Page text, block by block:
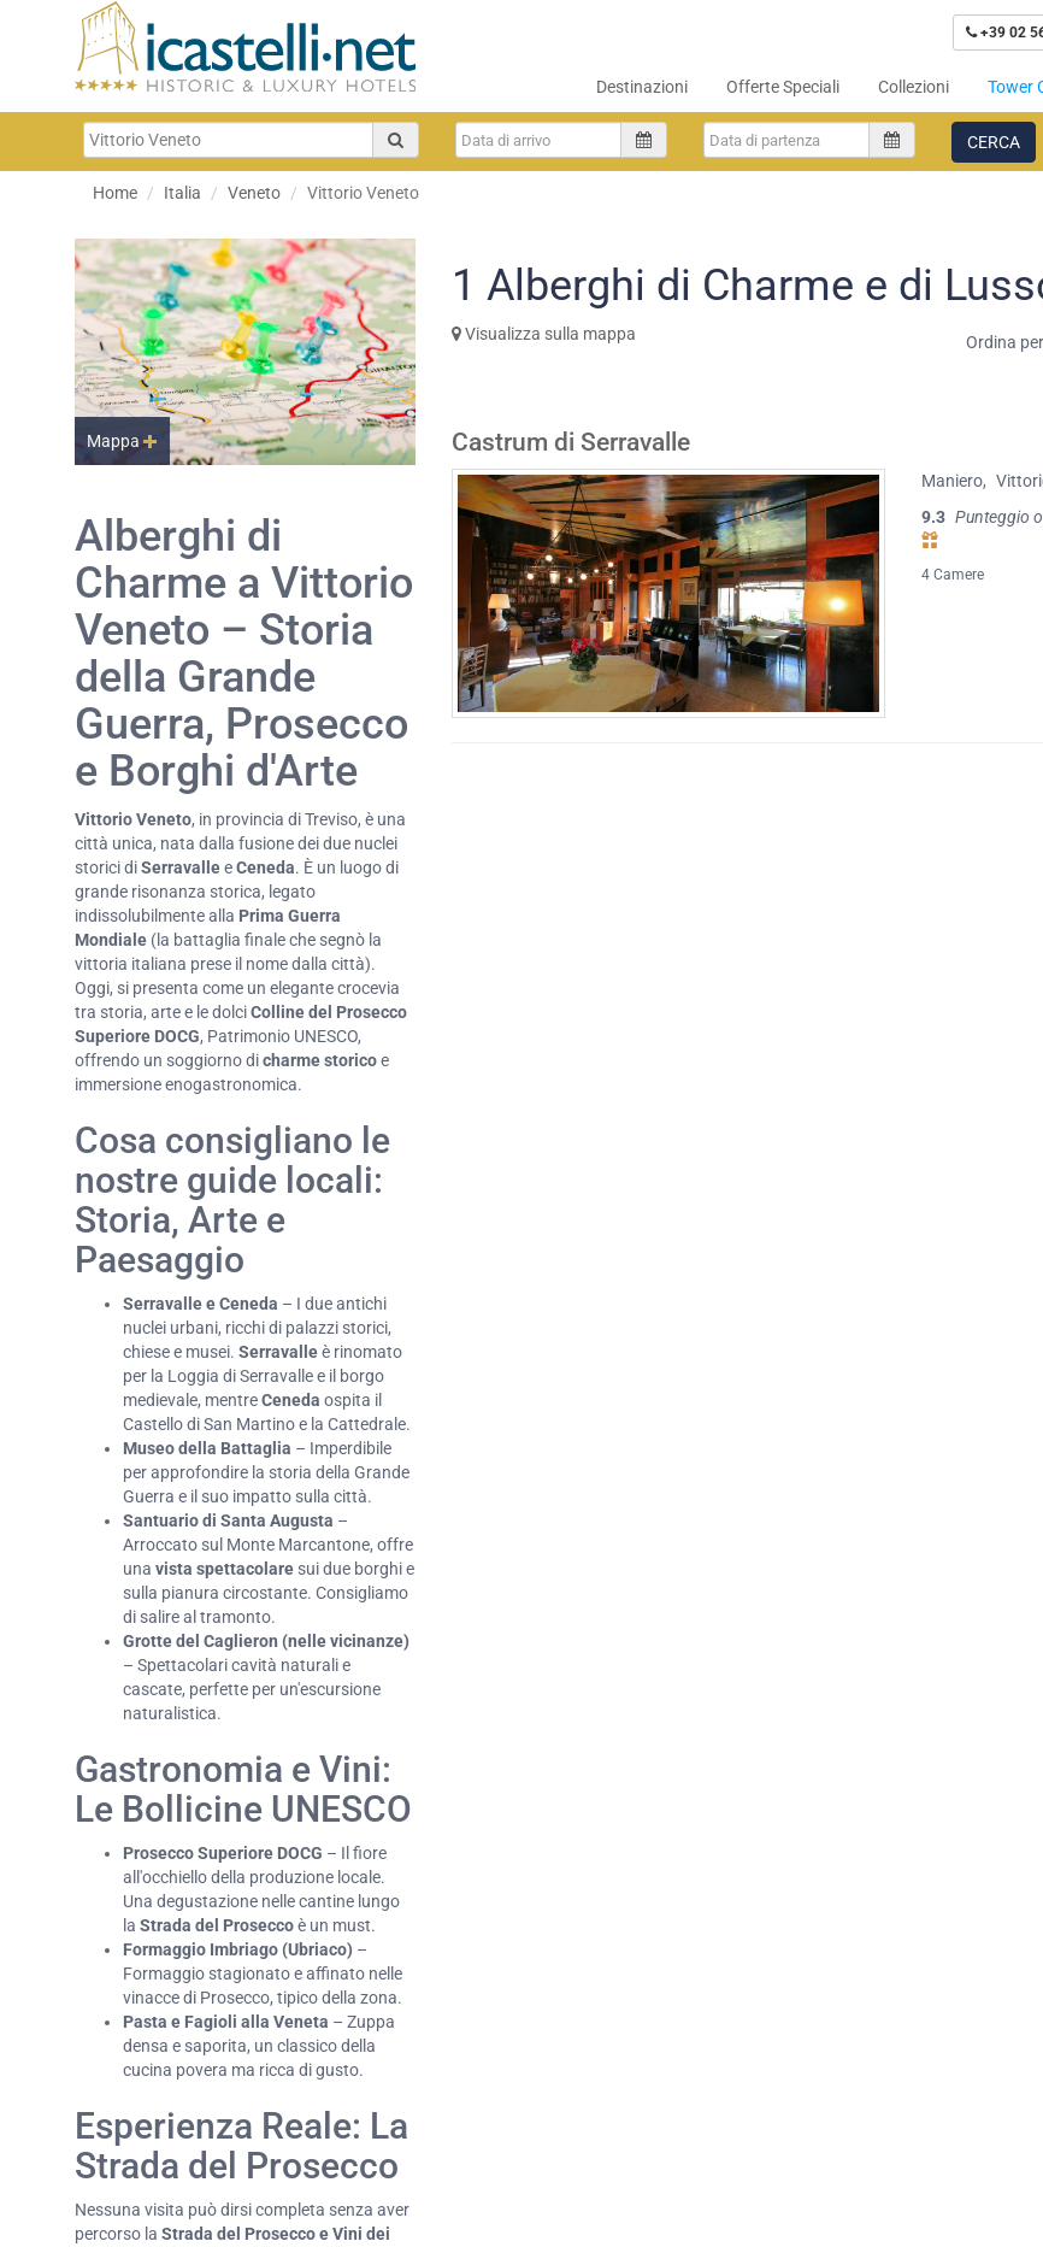
+39 02
Destinazioni Offerte Speciali Collezioni Tower
CERCA
Home Italia Veneto Vittorio Veneto
Mappa
Alberghi di
Charme a Vittorio
Veneto – Storia
della Grande
Guerra, Prosecco
e Borghi d'Arte
Vittorio Veneto, in provincia di Treviso, è una
città unica, nata dalla fusione dei due nuclei
storici diSerravalleeCeneda. È un luogo di
grande risonanza storica, legato
indissolubilmente alla Prima Guerra
Mondiale (la battaglia finale che segnò la
vittoria italiana prese il nome dalla città).
Oggi, si presenta come un elegante crocevia
tra storia, arte e le dolciColline del Prosecco
Superiore DOCG, Patrimonio UNESCO,
offrendo un soggiorno dicharme storicoe
immersione enogastronomica.
Cosa consigliano le
nostre guide locali:
Storia, Arte e
Paesaggio
Serravalle e Ceneda – I due antichi
nuclei urbani, ricchi di palazzi storici,
chiese e musei. Serravalleè rinomato
per la Loggia di Serravalle e il borgo
medievale, mentreCeneda ospita il
Castello di San Martino e la Cattedrale.
Museo della Battaglia – Imperdibile
per approfondire la storia della Grande
Guerra e il suo impatto sulla città.
Santuario di Santa Augusta –
Arroccato sul Monte Marcantone, offre
una vista spettacolare sui due borghi e
sulla pianura circostante. Consigliamo
di salire al tramonto.
Grotte del Caglieron (nelle vicinanze)
– Spettacolari cavità naturali e
cascate, perfette per un'escursione
naturalistica.
Gastronomia e Vini:
Le Bollicine UNESCO
Prosecco Superiore DOCG – Il fiore
all'occhiello della produzione locale.
Una degustazione nelle cantine lungo
la Strada del Proseccoè un must.
Formaggio Imbriago (Ubriaco) –
Formaggio stagionato e affinato nelle
vinacce di Prosecco, tipico della zona.
Pasta e Fagioli alla Veneta – Zuppa
densa e saporita, un classico della
cucina povera ma ricca di gusto.
Esperienza Reale: La
Strada del Prosecco
Nessuna visita può dirsi completa senza aver
percorso la Strada del Prosecco e Vini dei
1 Alberghi di Charme e di
Visualizza sulla mappa Ordina
Castrum di Serravalle
Maniero,
9.3 Punteggio
4 Camere